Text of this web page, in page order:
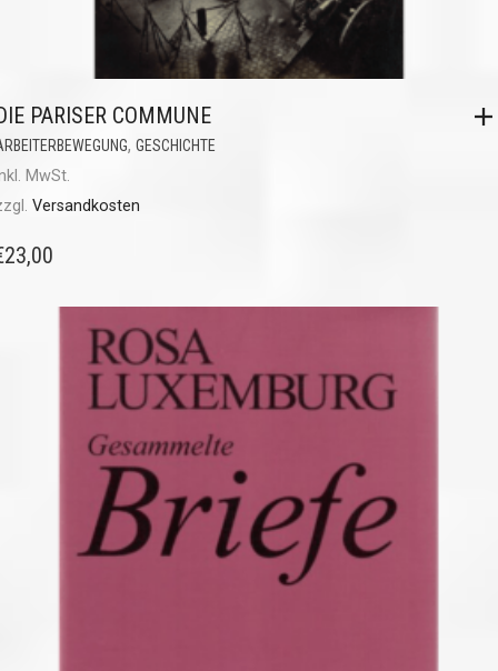
PARISER COMMUNE
, GESCHICHTE
MwSt.
Versandkosten
23,00